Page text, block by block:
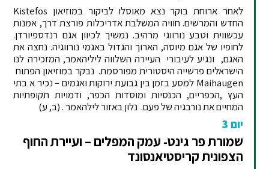
לאחר ארוחת בוקר נצא מאוסלו לביקור במוזיאון Kistefos
החדש והמרשים. חוויה המשלבת אדריכלות פורצת דרך, אמנות
עכשווית וטבע נורווגי מרהיב. נמשיך לכיוון אגם רנדספיורדן.
לחופיו של אגם מיוסה, הארוך והגדול באגמי נורווגיה. נחצה את
האגם, ונגיע לעיבורי העיירה השלווה ליליהאמר, המזכירה לנו
הישראלים פרשייה היסטורית מפורסמת. נבקר במוזיאון הפתוח
Maihaugen למסע בזמן בין גבועת ירוקות ואגמים – נכיר א בתי
העץ ,הכפריים, הכנסיות ומוסדות הכפר, ודמויות תקופתיות
המחיים את נורבגיה של פעם. נלון באזור לילהאמר . (ב, ע)
יום 3
שמורת פר גינט- עמק המפלים – ועיירת החוף
הצפונית קריסטיאנסונד